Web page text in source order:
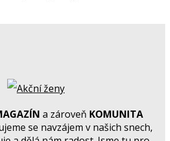
a zároveň KOMUNITA
se navzájem v našich snech,